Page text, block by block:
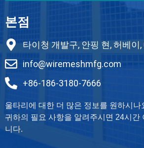
본점
타이청 개발구, 안핑 현, 허베이
info@wiremeshmfg.com
+86-186-3180-7666
울타리에 대한 더 많은 정보를 원하시나
귀하의 필요 사항을 알려주시면 24시간
니다.